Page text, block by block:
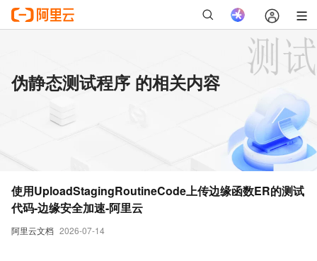
伪静态测试程序 的相关内容
阿里云文档 2026-07-14
使用UploadStagingRoutineCode上传边缘函数ER的测试
代码-边缘安全加速-阿里云